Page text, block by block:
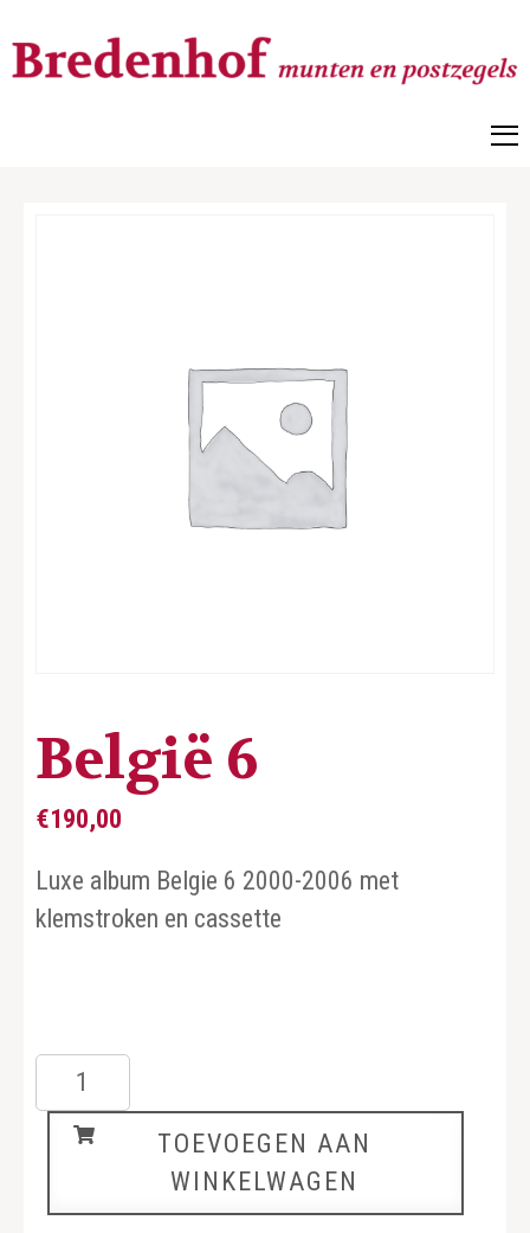
België 6
€190,00
Luxe album Belgie 6 2000-2006 met
klemstroken en cassette
België
6
aantal
TOEVOEGEN AAN
WINKELWAGEN